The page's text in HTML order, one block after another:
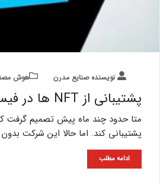
نویسنده صنایع مدرن هوش
پشتیبانی از NFT ها در فیسبوک و اینستاگرام به پایان می‌رسد
پشتیبانی کند. اما حالا این شرکت
ادامه مطلب